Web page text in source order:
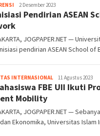
Heri
Purwata
2 Desember 2023
Pendirian ASEAN
JOGPAPER.NET —
pendirian ASEAN School
INTERNASIONALHeri
Purwata
11 Agustus 2023
FBE UII Ikuti
Mobility
JOGPAPER.NET —
Ekonomika, Universitas Islam